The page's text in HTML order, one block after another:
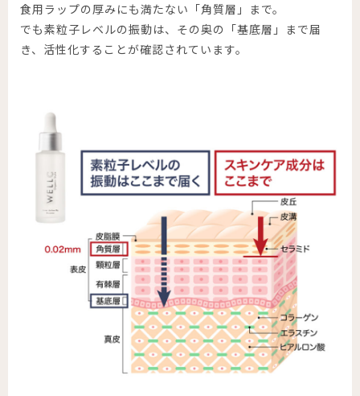
食用ラップの厚みにも満たない「角質層」まで。
でも素粒子レベルの振動は、その奥の「基底層」まで届
き、活性化することが確認されています。